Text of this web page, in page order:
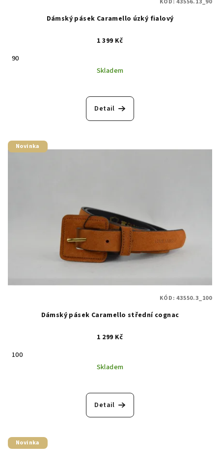
Dámský pásek Caramello úzký fialový
1 399 Kč
90
Skladem
Detail
KÓD:43556.13_90
Novinka
Dámský pásek Caramello střední cognac
1 299 Kč
100
Skladem
Detail
KÓD:43550.3_100
Novinka